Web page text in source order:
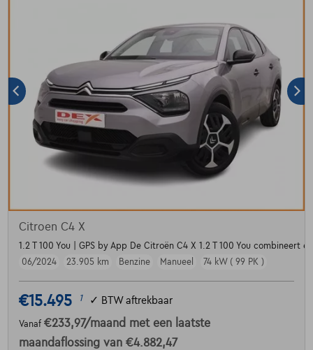
Citroen C4 X
1.2 T 100 You | GPS by App De Citroën C4 X 1.2 T 100 You combineert
06/2024
23.905 km Benzine Manueel 74 kW ( 99 PK )
€15.495 1 ✓ BTW aftrekbaar
Vanaf €233,97/maand met een laatste
maandaflossing van €4.882,47